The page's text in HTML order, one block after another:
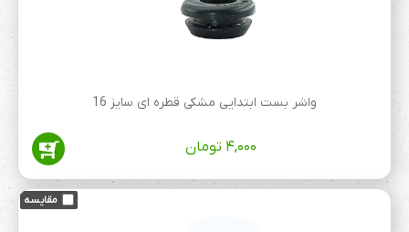
واشر بست ابتدایی مشکی قطره ای سایز 16
۴,۰۰۰ تومان